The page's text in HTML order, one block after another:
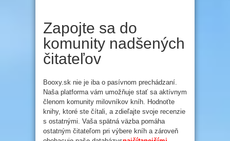
Zapojte sa do
komunity nadšených
čitateľov
Booxy.sk nie je iba o pasívnom prechádzaní.
Naša platforma vám umožňuje stať sa aktívnym
členom komunity milovníkov kníh. Hodnoťte
knihy, ktoré ste čítali, a zdieľajte svoje recenzie
s ostatnými. Vaša spätná väzba pomáha
ostatným čitateľom pri výbere kníh a zároveň